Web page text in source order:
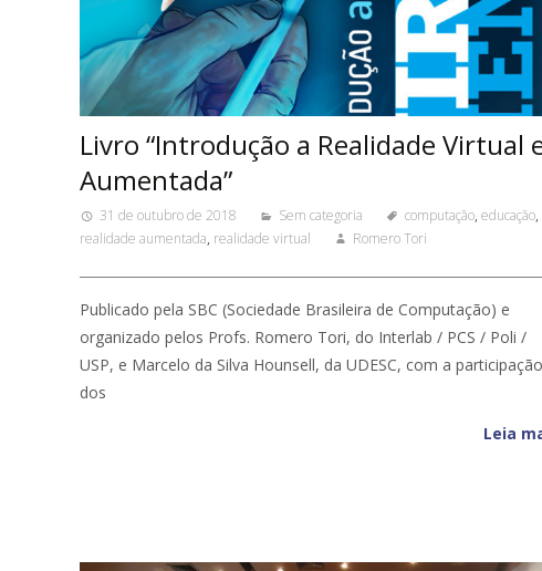
Livro “Introdução a Realidade Virtual
Aumentada”
31 de outubro de 2018 Sem categoria computação, educação,
realidade aumentada, realidade virtual Romero Tori
Publicado pela SBC (Sociedade Brasileira de Computação) e
organizado pelos Profs. Romero Tori, do Interlab / PCS / Poli /
USP, e Marcelo da Silva Hounsell, da UDESC, com a participação
dos
Leia